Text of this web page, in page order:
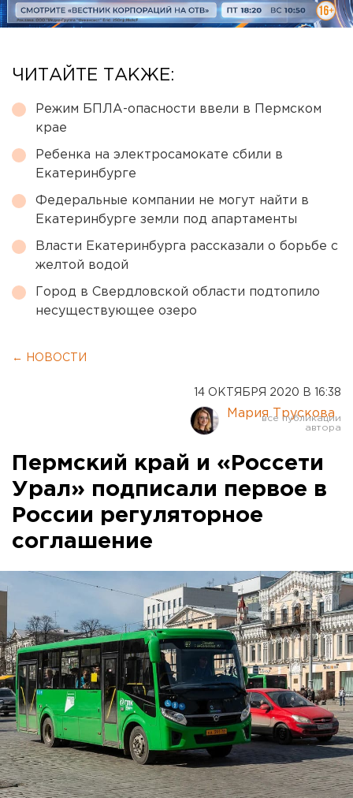
ЧИТАЙТЕ ТАКЖЕ:
Режим БПЛА-опасности ввели в Пермском
крае
Ребенка на электросамокате сбили в
Екатеринбурге
Федеральные компании не могут найти в
Екатеринбурге земли под апартаменты
Власти Екатеринбурга рассказали о борьбе с
желтой водой
Город в Свердловской области подтопило
несуществующее озеро
← НОВОСТИ
14 ОКТЯБРЯ 2020 В 16:38
Мария Трускова
Пермский край и «Россети
Урал» подписали первое в
России регуляторное
соглашение